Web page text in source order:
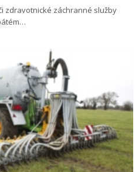
zdravotnické záchranné služby